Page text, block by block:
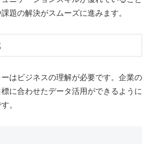
題の解決がスムーズに進みます。
はビジネスの理解が必要です。企業の
に合わせたデータ活用ができるように
。